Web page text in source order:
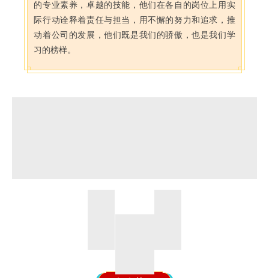
的专业素养，卓越的技能，他们在各自的岗位上用实
际行动诠释着责任与担当，用不懈的努力和追求，推
动着公司的发展，他们既是我们的骄傲，也是我们学
习的榜样。